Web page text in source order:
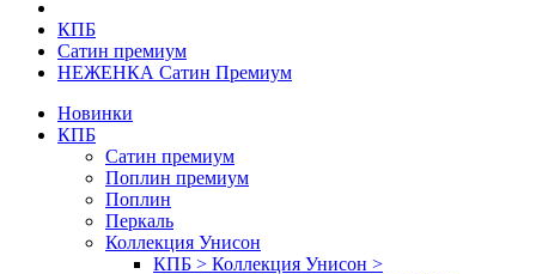
КПБ
Сатин премиум
НЕЖЕНКА Сатин Премиум
Новинки
КПБ
Сатин премиум
Поплин премиум
Поплин
Перкаль
Коллекция Унисон
КПБ > Коллекция Унисон >